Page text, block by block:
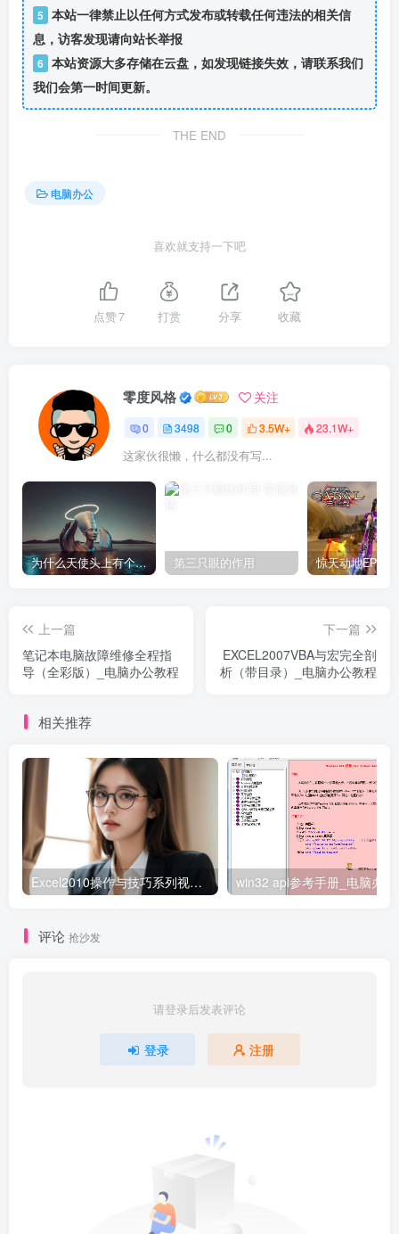
5 本站一律禁止以任何方式发布或转载任何违法的相关信
息，访客发现请向站长举报
6 本站资源大多存储在云盘，如发现链接失效，请联系我们
我们会第一时间更新。
THE END
电脑办公
喜欢就支持一下吧
点赞7 打赏 分享 收藏
零度风格 关注
0 3498 0 3.5W+ 23.1W+
这家伙很懒，什么都没有写...
为什么天使头上有个圈？ 第三只眼的作用
上一篇
笔记本电脑故障维修全程指
导（全彩版）_电脑办公教程
下一篇
EXCEL2007VBA与宏完全剖
析（带目录）_电脑办公教程
相关推荐
Excel2010操作与技巧系列视频27讲（微软MVP方洁影）_电脑办公教程
评论 抢沙发
请登录后发表评论
登录 注册